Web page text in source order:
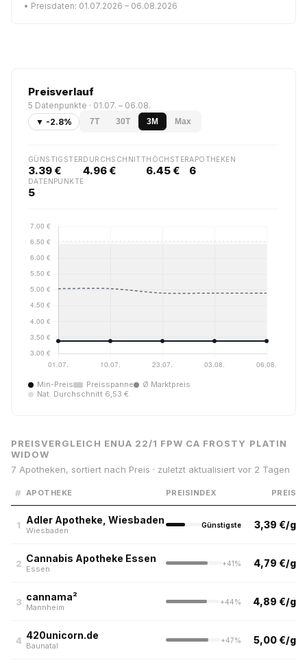
• Preisdaten: 01.07.2026 – 06.08.2026
Preisverlauf
5 Datenpunkte · 01.07. – 06.08.
▼ -2.8%
7T 30T 3M Max
GÜNSTIGSTER
3.39 €
DURCHSCHNITT
4.96 €
HÖCHSTER
6.45 €
APOTHEKEN
6
DATENPUNKTE
5
Min-Preis Preisspanne
Ø Marktpreis
Nat. Durchschnitt 6,53 €
PREISVERGLEICH ENUA 22/1 FPW CA FROSTY PLATIN
WIDOW
7 Apotheken, sortiert nach Preis · zuletzt aktualisiert vor 2 Tagen
# APOTHEKE PREISINDEX PREIS
1 Adler Apotheke, Wiesbaden
Wiesbaden
Günstigste 3,39 €/g
2 Cannabis Apotheke Essen
Essen
+41% 4,79 €/g
3 cannama²
Mannheim
+44% 4,89 €/g
4 420unicorn.de
Baunatal
+47% 5,00 €/g